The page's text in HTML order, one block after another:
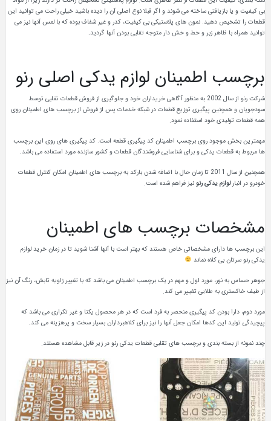
بی کیفیت و یا بازیافتی ساخته می شوند و اگر قبلا نوع اصلی آن را دیده باشید خیلی راحت می توانید این
قطعات را تشخیص دهید. نمون های پلاستیکی بی کیفیت، کدر و غیر شفاف بوده که با لمس آنها نیز می
توانید همراه با ظاهر زبر و خط و خش دار متوجه تقلبی بودن آنها گردید.
برچسب اطمینان لوازم یدکی اصلی رنو
شرکت رنو از سال 2002 به منظور آگاهی خریداران خود و جلوگیری از فروش قطعات تقلبی توسط
سودجویان و همچنین پیگیری توزیع قطعات در شبکه خدمات پس از فروش از برچسب های اطمینان روی
همه قطعات تولیدی خود استفاده نمود.
مهمترین بخش موجود روی برچسب اطمینان کد پیگیری قطعه است. کد پیگیری های روی این برچسب
ها مربوط به قطعات یدکی و برای شناسایی فروشندگان قطعات و کشور سازنده مورد استفاده می باشد.
همچنین از سال 2011 تا زمان حال با اضافه شدن بارکد به برچسب های اطمینان امکان کنترل قطعات
خودرو در انبارلوازم یدکی رنونیز فراهم شده است.
مشخصات برچسب های اطمینان
این برچسب ها دارای مشخصاتی خاص هستند که بهتر است با آنها آشنا شوید تا در زمان خرید لوازم
یدکی رنو سرتان بی کلاه نماند
جوهر حساس به نور، مورد اول و مهم در یک برچسب اطمینان می باشد که با تغییر زاویه تابش، رنگ آن نیز
از طیف خاکستری به طلایی تغییر می کند.
مورد دوم، دارا بودن کد پیگیری منحصر به فرد است که در هر محصول یکتا و غیر تکراری می باشد که
پیچیدگی تولید این کدها امکان جعل آنها را نیز برای کلاهبرداران بسیار سخت و پرهزینه می کند.
چند نمونه از بسته بندی و برچسب های تقلبی قطعات یدکی رنو در زیر قابل مشاهده هستند.